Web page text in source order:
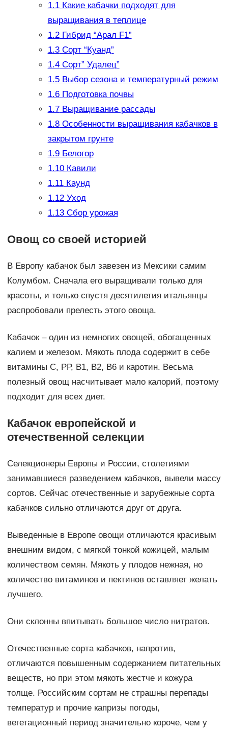
1.1Какие кабачки подходят для
выращивания в теплице
1.2Гибрид “Арал F1”
1.3Сорт “Куанд”
1.4Сорт” Удалец”
1.5Выбор сезона и температурный режим
1.6Подготовка почвы
1.7Выращивание рассады
1.8Особенности выращивания кабачков в
закрытом грунте
1.9Белогор
1.10Кавили
1.11Каунд
1.12Уход
1.13Сбор урожая
Овощ со своей историей
В Европу кабачок был завезен из Мексики самим
Колумбом. Сначала его выращивали только для
красоты, и только спустя десятилетия итальянцы
распробовали прелесть этого овоща.
Кабачок – один из немногих овощей, обогащенных
калием и железом. Мякоть плода содержит в себе
витамины С, РР, В1, В2, В6 и каротин. Весьма
полезный овощ насчитывает мало калорий, поэтому
подходит для всех диет.
Кабачок европейской и
отечественной селекции
Селекционеры Европы и России, столетиями
занимавшиеся разведением кабачков, вывели массу
сортов. Сейчас отечественные и зарубежные сорта
кабачков сильно отличаются друг от друга.
Выведенные в Европе овощи отличаются красивым
внешним видом, с мягкой тонкой кожицей, малым
количеством семян. Мякоть у плодов нежная, но
количество витаминов и пектинов оставляет желать
лучшего.
Они склонны впитывать большое число нитратов.
Отечественные сорта кабачков, напротив,
отличаются повышенным содержанием питательных
веществ, но при этом мякоть жестче и кожура
толще. Российским сортам не страшны перепады
температур и прочие капризы погоды,
вегетационный период значительно короче, чем у